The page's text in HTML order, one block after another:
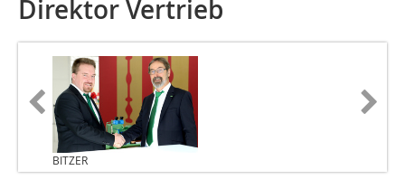
Direktor Vertrieb
BITZER